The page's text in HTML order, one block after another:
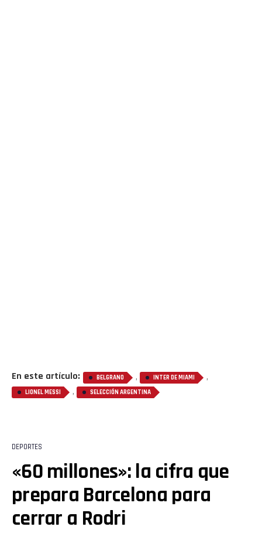
En este artículo: BELGRANO , INTER DE MIAMI ,
LIONEL MESSI , SELECCIÓN ARGENTINA
DEPORTES
«60 millones»: la cifra que
prepara Barcelona para
cerrar a Rodri
Reddit
Pinterest
Email